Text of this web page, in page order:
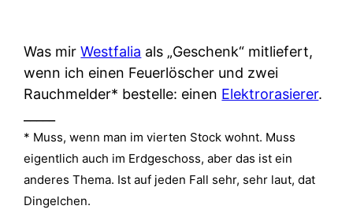
Was mirWestfalia als „Geschenk“ mitliefert,
wenn ich einen Feuerlöscher und zwei
Rauchmelder* bestelle: einen Elektrorasierer.
* Muss, wenn man im vierten Stock wohnt. Muss
eigentlich auch im Erdgeschoss, aber das ist ein
anderes Thema. Ist auf jeden Fall sehr, sehr laut, dat
Dingelchen.